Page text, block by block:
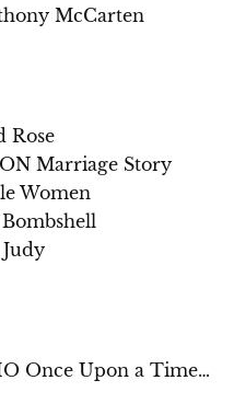
McCarten
Rose
Marriage Story
Women
Once Upon a Time…